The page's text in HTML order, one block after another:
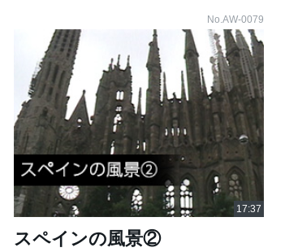
No.AW-0079
スペインの風景②